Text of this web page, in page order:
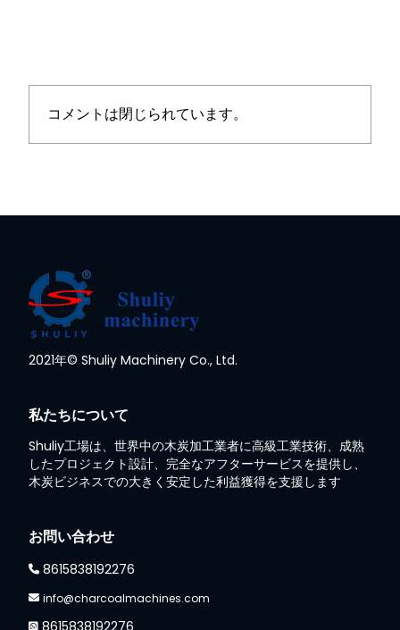
コメントは閉じられています。
2021年© Shuliy Machinery Co., Ltd.
私たちについて
Shuliy工場は、世界中の木炭加工業者に高級工業技術、成熟
したプロジェクト設計、完全なアフターサービスを提供し、
木炭ビジネスでの大きく安定した利益獲得を支援します
お問い合わせ
8615838192276
info@charcoalmachines.com
Wechat